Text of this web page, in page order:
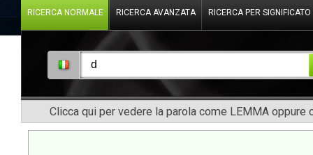
RICERCA NORMALE RICERCA AVANZATA RICERCA PER SIGNIFICATO
Clicca qui per vedere la parola come LEMMA oppure